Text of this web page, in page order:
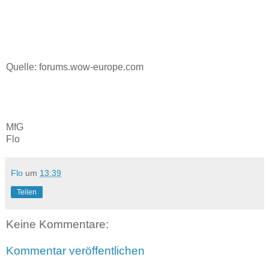
Quelle: forums.wow-europe.com
MfG
Flo
Flo um 13:39
Teilen
Keine Kommentare:
Kommentar veröffentlichen